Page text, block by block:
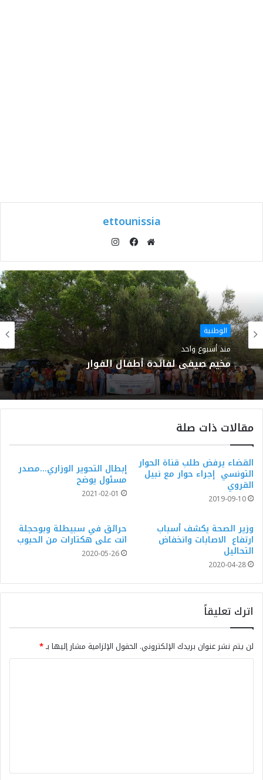
ettounissia
الويب
الوطنية
منذ أسبوع واحد
مخيم صيفي لفائدة أطفال الفوار
مقالات ذات صلة
القضاء يرفض طلب قناة الحوار
التونسي إجراء حوار مع نبيل
القروي
2019-09-10
إبطال التحوير الوزاري…مصدر
مسئول يوضح
2021-02-01
وزير الصحة يكشف أسباب
ارتفاع الاصابات وانخفاض
التحاليل
2020-04-28
حرائق في سبيطلة وبوحجلة
اتت على هكتارات من الحبوب
2020-05-26
اترك تعليقاً
لن يتم نشر عنوان بريدك الإلكتروني. الحقول الإلزامية مشار إليها بـ*